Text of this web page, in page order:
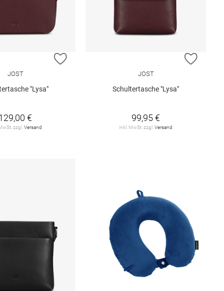
HINZUFÜGEN
JOST
"Lysa"
€
zzgl.Versand
ZUR
JOST
Schultertasche "Lysa"
99,95 €
inkl. MwSt. zzgl.Versand